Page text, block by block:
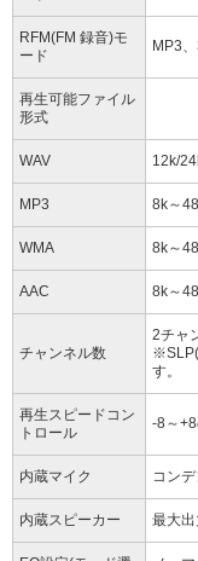
RFM(FM 録音)モ
ード
MP3
再生可能ファイル
形式
WAV 12k/
MP3 8k～
WMA 8k～
AAC 8k～
チャンネル数
2チャ
※SLP(
す。
再生スピードコン
トロール
-8～
内蔵マイク コン
内蔵スピーカー 最大